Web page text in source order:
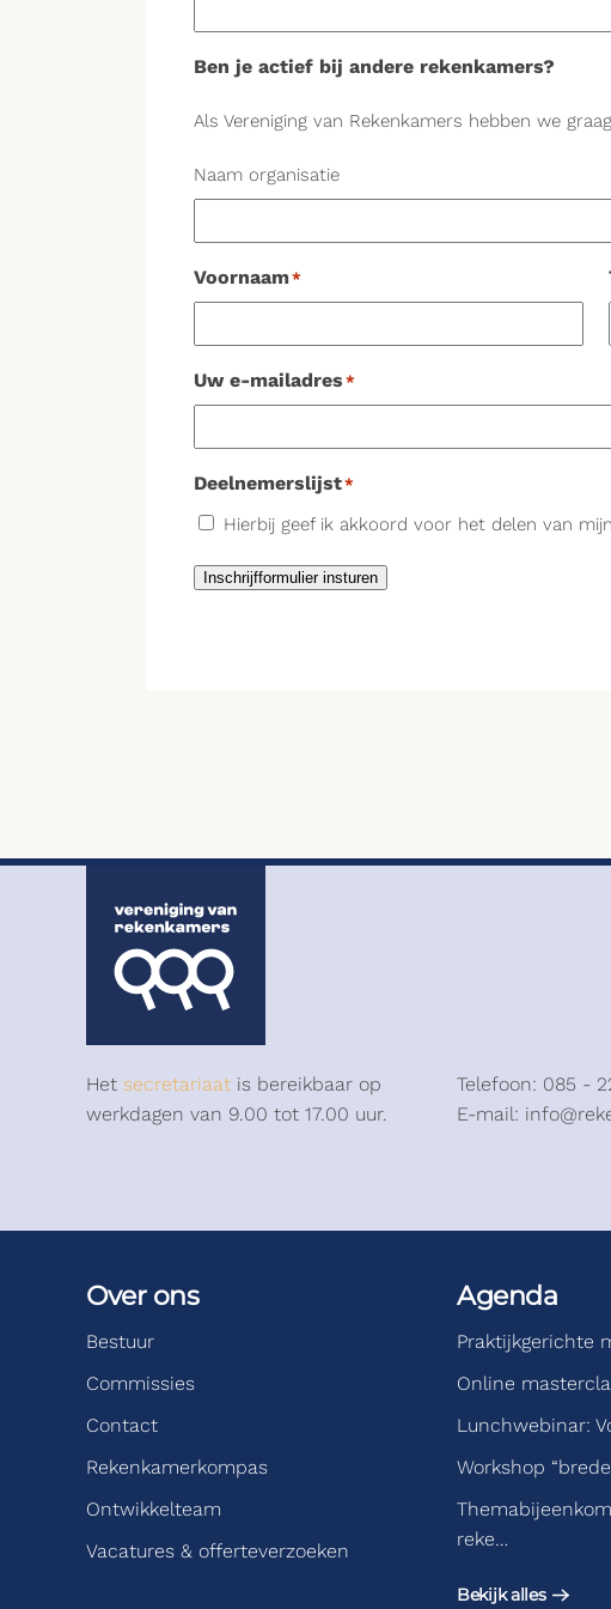
Ben je actief bij andere rekenkamers?
Als Vereniging van Rekenkamers hebben we
Naam organisatie
Voornaam*
Uw e-mailadres *
Deelnemerslijst*
Hierbij geef ik akkoord voor het delen van
Inschrijfformulier insturen
Het secretariaat is bereikbaar op
werkdagen van 9.00 tot 17.00 uur.
Telefoon: 085 -
E-mail:
Over ons
Bestuur
Commissies
Contact
Rekenkamerkompas
Ontwikkelteam
Vacatures & offerteverzoeken
Agenda
Praktijkgerichte
Online
Lunchwebinar:
Workshop
reke…
Bekijk alles